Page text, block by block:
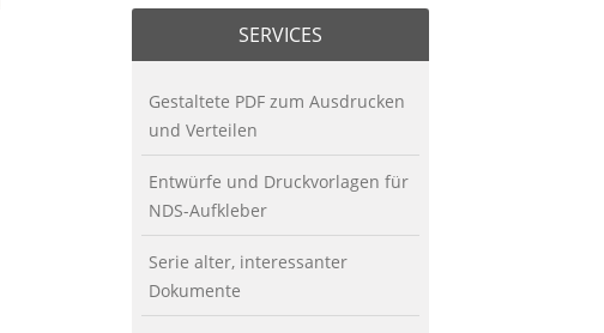
SERVICES
Gestaltete PDF zum Ausdrucken
und Verteilen
Entwürfe und Druckvorlagen für
NDS-Aufkleber
Serie alter, interessanter
Dokumente